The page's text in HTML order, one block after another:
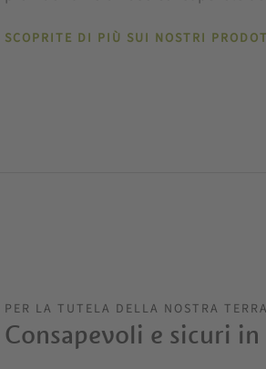
SCOPRITE DI PIÙ SUI NOSTRI
PER LA TUTELA DELLA NOSTRA TERRA
Consapevoli e sicuri